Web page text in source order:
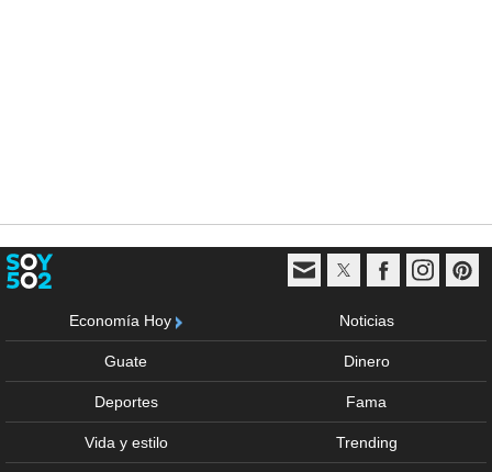
Economía Hoy Noticias
Guate Dinero
Deportes Fama
Vida y estilo Trending